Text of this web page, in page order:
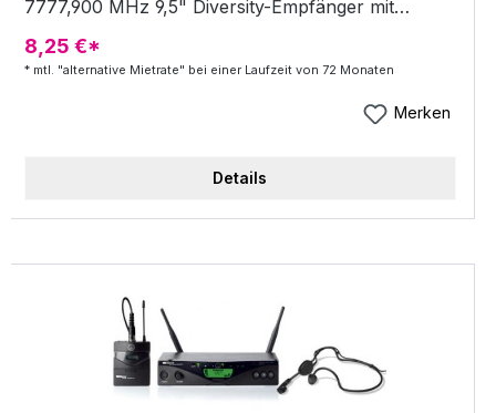
7777,900 MHz 9,5" Diversity-Empfänger mit
integrierten Antennen regelbare
Ausgangslautstärke XLR out Taschensender
Anzeige knackfreier Schalter am Sender inkl.
8,25 €*
* mtl. "alternative Mietrate" bei einer Laufzeit von 72 Monaten
Merken
Details